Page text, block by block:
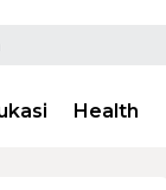
Health